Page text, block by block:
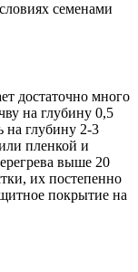
семенами
достаточно много
на глубину 0,5
на глубину 2-3
пленкой и
выше 20
их постепенно
покрытие на